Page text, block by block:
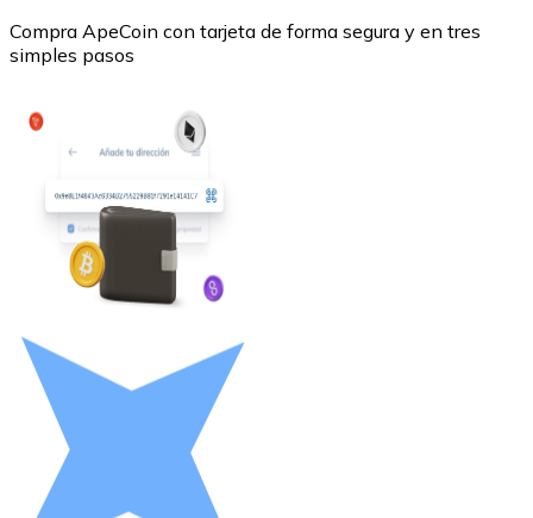
LTC
Compra ApeCoin con tarjeta de forma segura y en tres
simples pasos